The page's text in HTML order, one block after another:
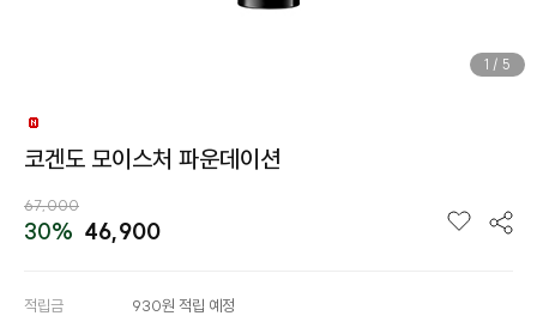
1 / 5
코겐도 모이스처 파운데이션
67,000
30% 46,900
적립금 930원 적립 예정